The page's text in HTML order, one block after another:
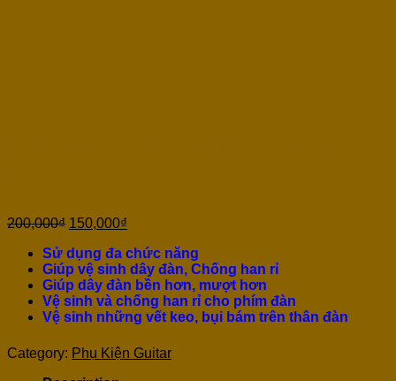
200,000₫ 150,000₫
Sử dụng đa chức năng
Giúp vệ sinh dây đàn, Chống han rỉ
Giúp dây đàn bền hơn, mượt hơn
Vệ sinh và chống han rỉ cho phím đàn
Vệ sinh những vết keo, bụi bám trên thân đàn
Category: Phụ Kiện Guitar